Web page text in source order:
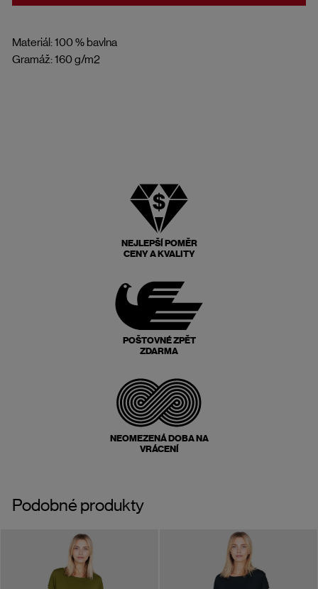
Materiál: 100 % bavlna
Gramáž: 160 g/m2
NEJLEPŠÍ POMĚR
CENY A KVALITY
POŠTOVNÉ ZPĚT
ZDARMA
NEOMEZENÁ DOBA NA
VRÁCENÍ
Podobné produkty